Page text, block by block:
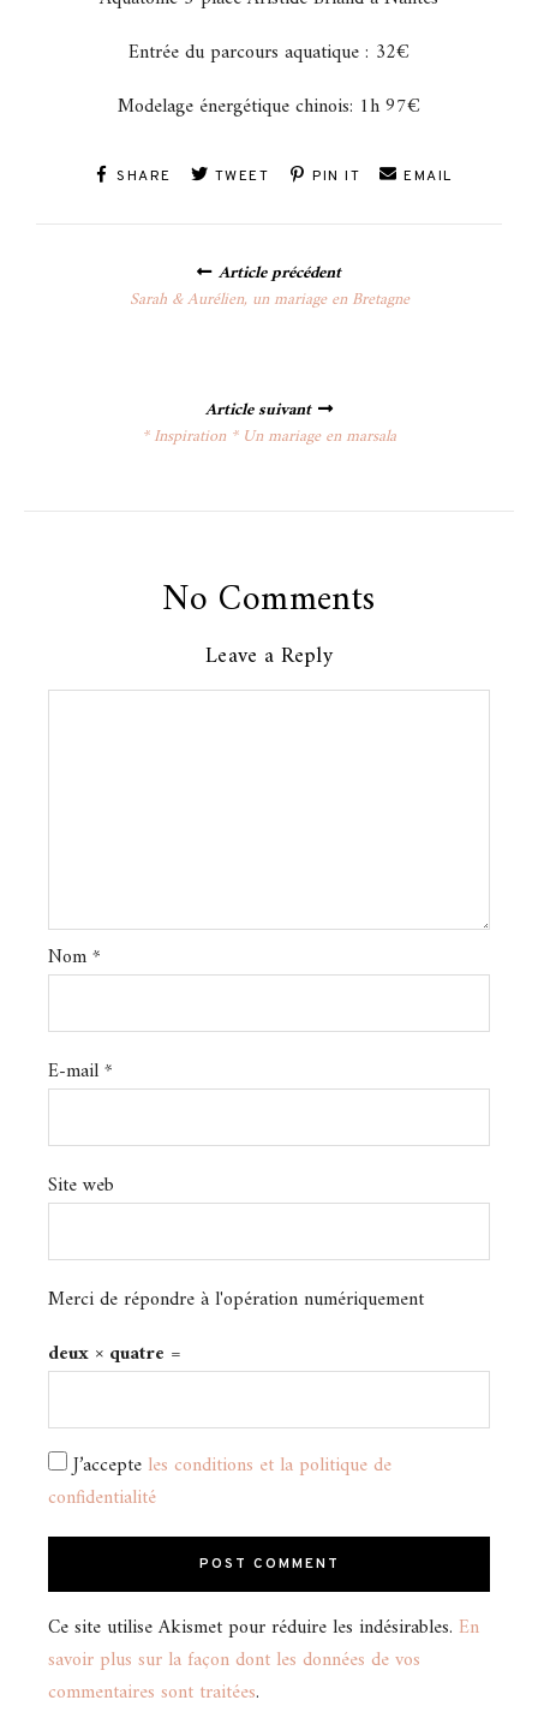
Entrée du parcours aquatique : 32€
Modelage énergétique chinois: 1h 97€
SHARE TWEET PIN IT EMAIL
navigation
Article précédent
Sarah & Aurélien, un mariage en Bretagne
Article suivant
* Inspiration * Un mariage en marsala
No Comments
Leave a Reply
Nom*
E-mail*
Site web
Merci de répondre à l'opération numériquement
deux × quatre =
J’accepte les conditions et la politique de
confidentialité
Ce site utilise Akismet pour réduire les indésirables. En
savoir plus sur la façon dont les données de vos
commentaires sont traitées.